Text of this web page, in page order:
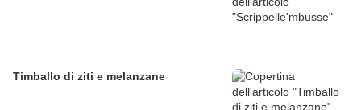
Timballo di ziti e melanzane